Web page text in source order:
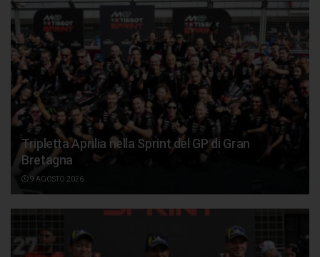
Tripletta Aprilia nella Sprint del GP di Gran
Bretagna
9 AGOSTO 2026